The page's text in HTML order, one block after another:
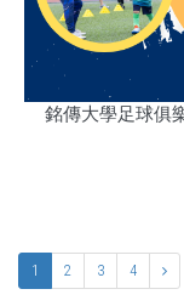
銘傳大學足球俱
1 2 3 4